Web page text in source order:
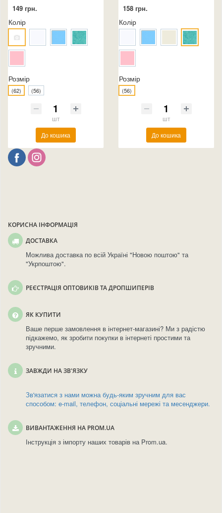
149 грн.
Колір
Розмір
(62) (56)
шт
До кошика
158 грн.
Колір
Розмір
(56)
шт
До кошика
КОРИСНА ІНФОРМАЦІЯ
ДОСТАВКА
Можлива доставка по всій Україні "Новою поштою" та
"Укрпоштою".
РЕЄСТРАЦІЯ ОПТОВИКІВ ТА ДРОПШИПЕРІВ
ЯК КУПИТИ
Ваше перше замовлення в інтернет-магазині? Ми з радістю
підкажемо, як зробити покупки в інтернеті простими та
зручними.
ЗАВЖДИ НА ЗВ'ЯЗКУ
Зв'язатися з нами можна будь-яким зручним для вас
способом: e-mail, телефон, соціальні мережі та месенджери.
ВИВАНТАЖЕННЯ НА PROM.UA
Інструкція з імпорту наших товарів на Prom.ua.